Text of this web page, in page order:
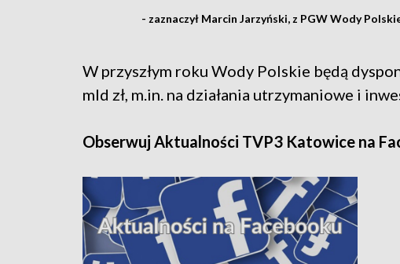
- zaznaczył Marcin Jarzyński, z PGW Wody
W przyszłym roku Wody Polskie będą
mld zł, m.in. na działania utrzymaniowe i
Obserwuj Aktualności TVP3 Katowice na